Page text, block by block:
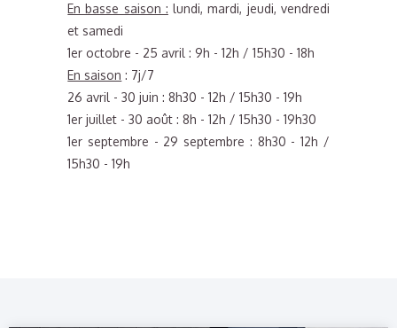
En basse saison : lundi, mardi, jeudi, vendredi
et samedi
1er octobre - 25 avril : 9h - 12h / 15h30 - 18h
En saison : 7j/7
26 avril - 30 juin : 8h30 - 12h / 15h30 - 19h
1er juillet - 30 août : 8h - 12h / 15h30 - 19h30
1er septembre - 29 septembre : 8h30 - 12h /
15h30 - 19h